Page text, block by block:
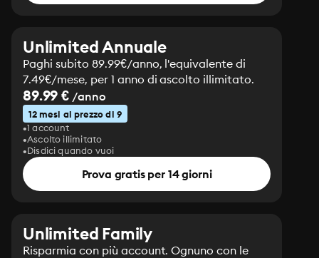
Unlimited Annuale
Paghi subito 89.99€/anno, l'equivalente di
7.49€/mese, per 1 anno di ascolto illimitato.
89.99 € /anno
12 mesi al prezzo di 9
1 account
Ascolto illimitato
Disdici quando vuoi
Prova gratis per 14 giorni
Unlimited Family
Risparmia con più account. Ognuno con le